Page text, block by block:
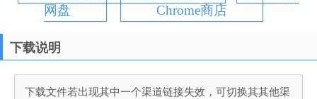
网盘
Chrome商店
下载说明
下载文件若出现其中一个渠道链接失效，可切换其其他渠